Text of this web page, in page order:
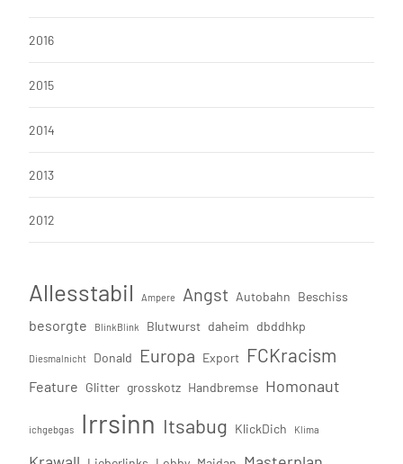
2016
2015
2014
2013
2012
Allesstabil Ampere Angst Autobahn Beschiss
besorgte BlinkBlink Blutwurst daheim dbddhkp
Diesmalnicht Donald Europa Export FCKracism
Feature Glitter grosskotz Handbremse Homonaut
ichgebgas Irrsinn Itsabug KlickDich Klima